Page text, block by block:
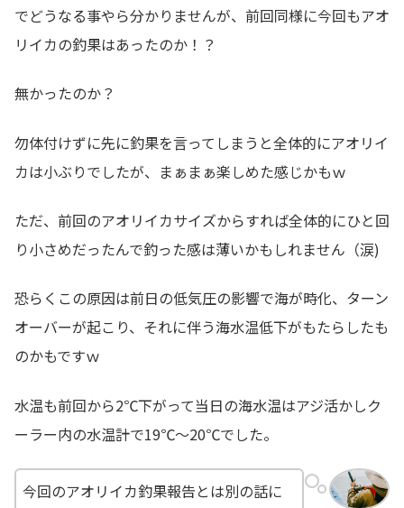
でどうなる事やら分かりませんが、前回同様に今回もアオ
リイカの釣果はあったのか！？
無かったのか？
勿体付けずに先に釣果を言ってしまうと全体的にアオリイ
カは小ぶりでしたが、まぁまぁ楽しめた感じかもｗ
ただ、前回のアオリイカサイズからすれば全体的にひと回
り小さめだったんで釣った感は薄いかもしれません（涙)
恐らくこの原因は前日の低気圧の影響で海が時化、ターン
オーバーが起こり、それに伴う海水温低下がもたらしたも
のかもですｗ
水温も前回から2℃下がって当日の海水温はアジ活かしク
ーラー内の水温計で19℃～20℃でした。
今回のアオリイカ釣果報告とは別の話に